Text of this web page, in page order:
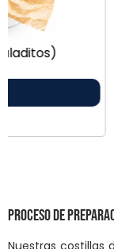
Morros de
Proceso de
Nuestras costillas